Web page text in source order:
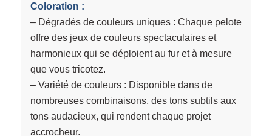
Coloration :
– Dégradés de couleurs uniques : Chaque pelote
offre des jeux de couleurs spectaculaires et
harmonieux qui se déploient au fur et à mesure
que vous tricotez.
– Variété de couleurs : Disponible dans de
nombreuses combinaisons, des tons subtils aux
tons audacieux, qui rendent chaque projet
accrocheur.